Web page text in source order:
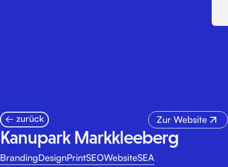
← zurück Zur Website
Kanupark Markkleeberg
BrandingDesignPrintSEOWebsiteSEA